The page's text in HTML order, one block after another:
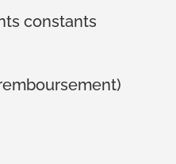
constants